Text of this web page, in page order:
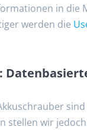
in
werden die
stellen wir